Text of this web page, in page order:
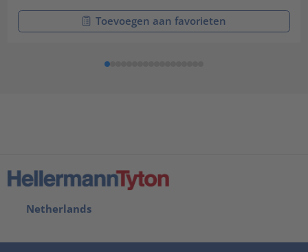
Toevoegen aan favorieten
Netherlands